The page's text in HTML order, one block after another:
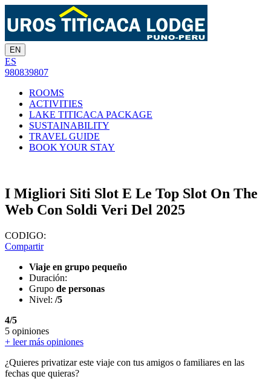
EN
ES
980839807
ROOMS
ACTIVITIES
LAKE TITICACA PACKAGE
SUSTAINABILITY
TRAVEL GUIDE
BOOK YOUR STAY
I Migliori Siti Slot E Le Top Slot On The
Web Con Soldi Veri Del 2025
CODIGO:
Compartir
Viaje en grupo pequeño
Duración:
Grupo de personas
Nivel: /5
4/5
5 opiniones
+ leer más opiniones
¿Quieres privatizar este viaje con tus amigos o familiares en las
fechas que quieras?